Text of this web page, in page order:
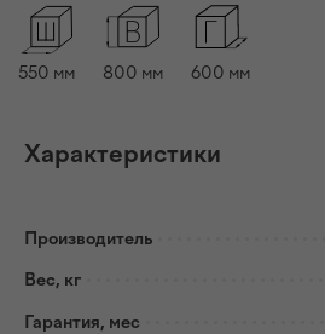
550 мм 800 мм 600 мм
Характеристики
Производитель
Вес, кг
Гарантия, мес